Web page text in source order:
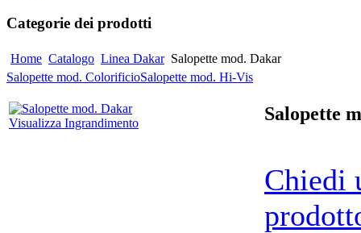
Categorie dei prodotti
Home Catalogo Linea Dakar Salopette mod. Dakar
Salopette mod. ColorificioSalopette mod. Hi-Vis
Visualizza Ingrandimento Salopette
Chiedi